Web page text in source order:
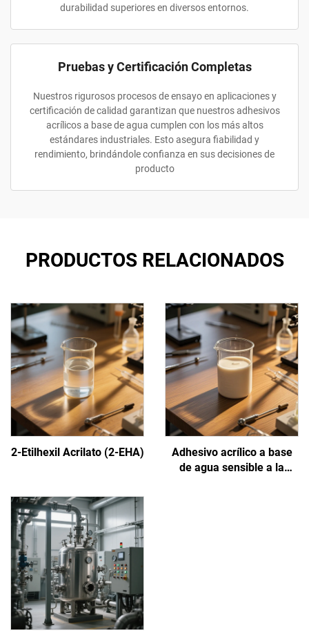
durabilidad superiores en diversos entornos.
Pruebas y Certificación Completas
Nuestros rigurosos procesos de ensayo en aplicaciones y
certificación de calidad garantizan que nuestros adhesivos
acrílicos a base de agua cumplen con los más altos
estándares industriales. Esto asegura fiabilidad y
rendimiento, brindándole confianza en sus decisiones de
producto
PRODUCTOS RELACIONADOS
2-Etilhexil Acrilato (2-EHA)
Adhesivo acrílico a base
de agua sensible a la